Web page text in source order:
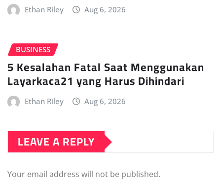
Ethan Riley Aug 6, 2026
BUSINESS
5 Kesalahan Fatal Saat Menggunakan
Layarkaca21 yang Harus Dihindari
Ethan Riley Aug 6, 2026
LEAVE A REPLY
Your email address will not be published.